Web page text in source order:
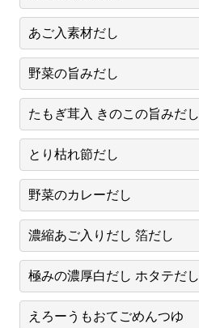
あご入素材だし
野菜の旨みだし
たもぎ茸入 きのこの旨みだし
とり枯れ節だし
野菜のカレーだし
濃縮あご入りだし 箔だし
極みの濃厚白だし ホタテだし
えろーうもおてごめんつゆ